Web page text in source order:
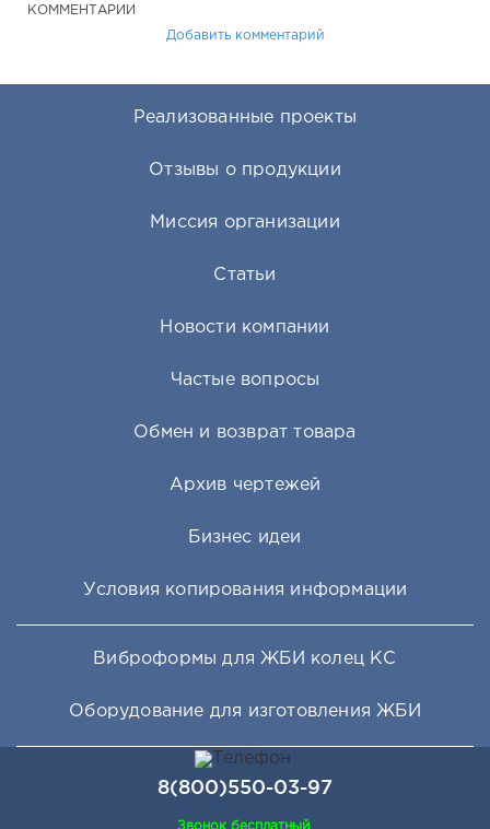
При помощи кантователя разворачивают плиты рифлёной
Изделия складируют штабелями.
плит. Представленный комплект оборудования является
готовой основой высокопроизводительных линий по выпуску
выбора металлоформ на нём можно производить плиты
различных серий. При этом тщательно подобранный комплект
автоматизации и производительности линии.
Высокое качество форм. Металлоформы дорожных плит
качества: минимальными допусками на геометрию; жёсткой и
высокопрочной конструкцией; системой технически
решения обеспечивают формам бережную распалубку и
максимально долгое сохранение работоспособности без
Оптимальное соотношение цены и качества. Приобретая
комплект оборудования для производства дорожных плит вы
Особые условия поставки. Для большинства клиентов мы
варианты лизинга или экономные варианты доставки
оборудования до места установки.
КОММЕНТАРИИ
Добавить комментарий
Реализованные проекты
Отзывы о продукции
Миссия организации
Статьи
Новости компании
Частые вопросы
Обмен и возврат товара
Архив чертежей
Бизнес идеи
Условия копирования информации
Виброформы для ЖБИ колец КС
Оборудование для изготовления ЖБИ
8(800)550-03-97
Звонок бесплатный